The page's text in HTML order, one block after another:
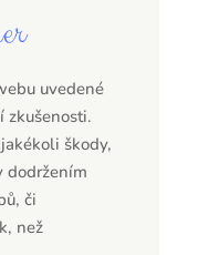
uvedené
zkušenosti.
škody,
dodržením
či
než